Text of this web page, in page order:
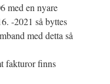
med en nyare
-2021 så byttes
med detta så
fakturor finns